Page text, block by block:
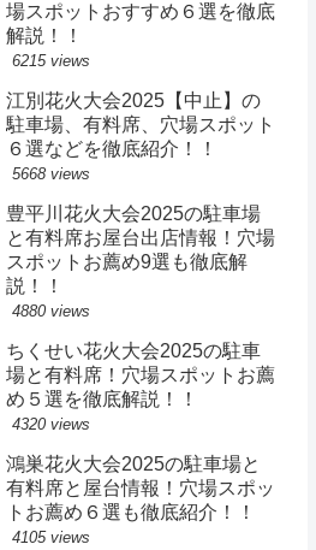
場スポットおすすめ６選を徹底
解説！！
6215 views
江別花火大会2025【中止】の
駐車場、有料席、穴場スポット
６選などを徹底紹介！！
5668 views
豊平川花火大会2025の駐車場
と有料席お屋台出店情報！穴場
スポットお薦め9選も徹底解
説！！
4880 views
ちくせい花火大会2025の駐車
場と有料席！穴場スポットお薦
め５選を徹底解説！！
4320 views
鴻巣花火大会2025の駐車場と
有料席と屋台情報！穴場スポッ
トお薦め６選も徹底紹介！！
4105 views